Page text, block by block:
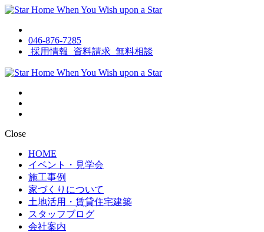
046-876-7285
採用情報
資料請求 無料相談
Close
HOME
イベント・見学会
施工事例
家づくりについて
土地活用・賃貸住宅建築
スタッフブログ
会社案内